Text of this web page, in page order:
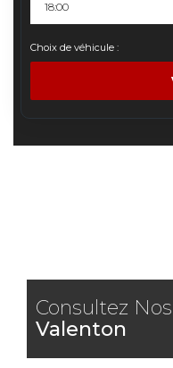
Choix de véhicule :
Consultez
Valenton